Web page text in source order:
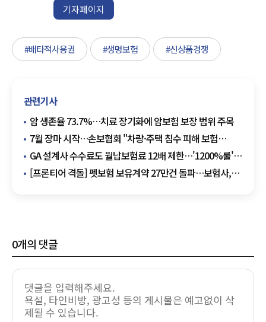
기자페이지
#배타적사용권 #생명보험 #신상품경쟁
관련기사
암 생존율 73.7%…치료 장기화에 암보험 보장 범위 주목
7월 장마 시작…손보협회 "차량·주택 침수 피해 보험
확인해야"
GA 설계사 수수료도 월납보험료 12배 제한…'1200%룰'
적용 확대
[프론티어 격돌] 펫보험 보유계약 27만건 돌파…보험사,
0개의 댓글